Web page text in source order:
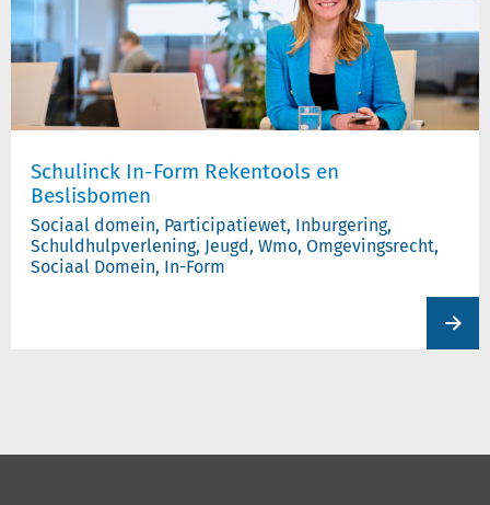
Schulinck In-Form Rekentools en
Beslisbomen
Sociaal domein, Participatiewet, Inburgering,
Schuldhulpverlening, Jeugd, Wmo, Omgevingsrecht,
Sociaal Domein, In-Form